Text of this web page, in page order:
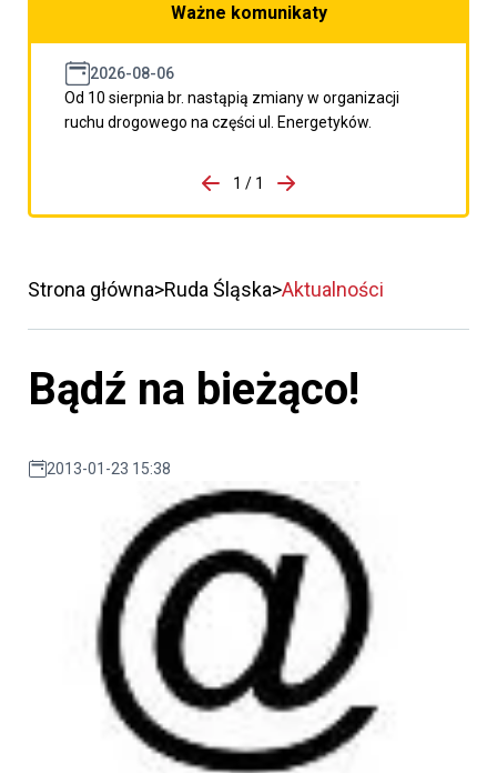
Ważne komunikaty
2026-08-06
Od 10 sierpnia br. nastąpią zmiany w organizacji
ruchu drogowego na części ul. Energetyków.
porzpedniego komunikatu
1 / 1
Przejdź do następnego
Strona główna Ruda Śląska Aktualności
Bądź na bieżąco!
2013-01-23 15:38